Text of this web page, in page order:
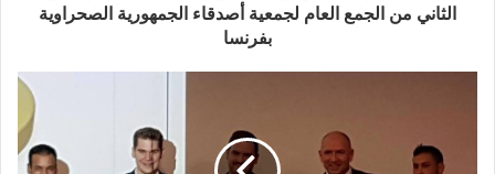
الجمهورية العربية الصحراوية الديمقراطية.
الثاني من الجمع العام لجمعية أصدقاء الجمهورية الصحراوية
بفرنسا